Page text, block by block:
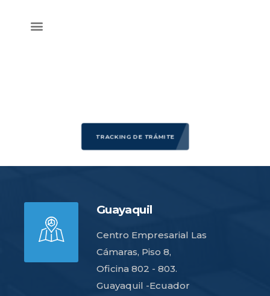
TRACKING DE TRÁMITE
Guayaquil
Centro Empresarial Las
Cámaras, Piso 8,
Oficina 802 - 803.
Guayaquil -Ecuador